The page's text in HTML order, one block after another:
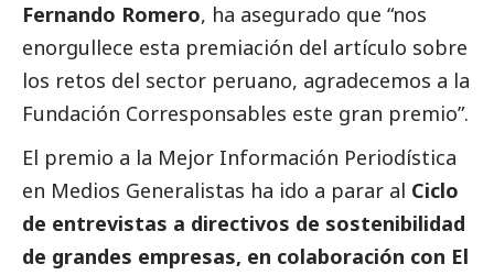
Fernando Romero, ha asegurado que “nos
enorgullece esta premiación del artículo sobre
los retos del sector peruano, agradecemos a la
Fundación Corresponsables este gran premio”.
El premio a la Mejor Información Periodística
en Medios Generalistas ha ido a parar al Ciclo
de entrevistas a directivos de sostenibilidad
de grandes empresas, en colaboración con El